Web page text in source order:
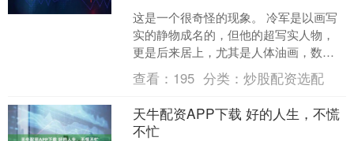
这是一个很奇怪的现象。 冷军是以画写
实的静物成名的，但他的超写实人物，
更是后来居上，尤其是人体油画，数量
不多，技法上更是精湛。 比如他创作的
这幅女生全身人体画，....
查看： 195 分类：炒股配资选配
天牛配资APP下载 好的人生，不慌
不忙